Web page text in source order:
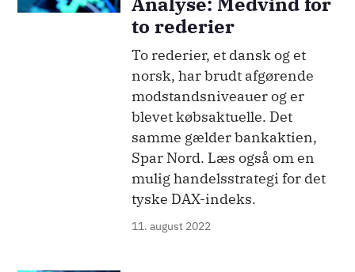
to rederier
To rederier, et dansk og et
norsk, har brudt afgørende
modstandsniveauer og er
blevet købsaktuelle. Det
samme gælder bankaktien,
Spar Nord. Læs også om en
mulig handelsstrategi for det
tyske DAX-indeks.
11. august 2022